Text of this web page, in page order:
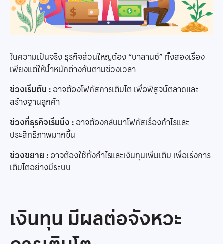
ในความเป็นจริง ธุรกิจส่วนใหญ่ต้อง “บาลานซ์” ทั้งสองเรื่อง
เพียงแต่ให้น้ำหนักต่างกันตามช่วงเวลา
ช่วงเริ่มต้น :อาจต้องโฟกัสการเติบโต เพื่อพิสูจน์ตลาดและ
สร้างฐานลูกค้า
ช่วงที่ธุรกิจเริ่มนิ่ง : อาจต้องกลับมาโฟกัสเรื่องกำไรและ
ประสิทธิภาพมากขึ้น
ช่วงขยาย :อาจต้องใช้ทั้งกำไรและเงินทุนเพิ่มเติม เพื่อเร่งการ
เติบโตอย่างมีระบบ
เงินทุน มีผลต่อจังหวะ